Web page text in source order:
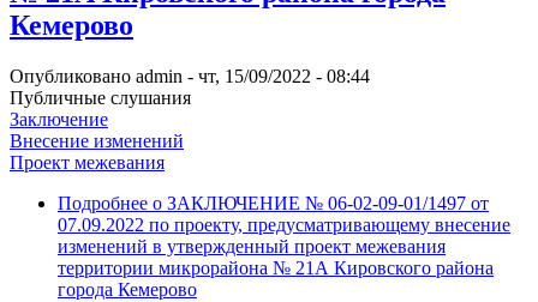
Кемерово
Опубликовано admin - чт, 15/09/2022 - 08:44
Публичные слушания
Заключение
Внесение изменений
Проект межевания
Подробнее о ЗАКЛЮЧЕНИЕ № 06-02-09-01/1497 от
07.09.2022 по проекту, предусматривающему внесение
изменений в утвержденный проект межевания
территории микрорайона № 21А Кировского района
города Кемерово